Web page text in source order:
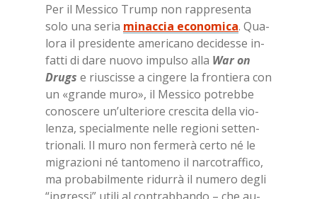
Per il Mes­si­co Trump non rap­pre­sen­ta
solo una se­ria minaccia economica. Qua­
lo­ra il pre­si­den­te ame­ri­ca­no de­ci­des­se in­
fat­ti di dare nuo­vo im­pul­so alla War on
Drugs e riu­scis­se a cin­ge­re la fron­tie­ra con
un «gran­de muro», il Mes­si­co po­treb­be
co­no­sce­re un’ul­te­rio­re cre­sci­ta del­la vio­
len­za, spe­cial­men­te nel­le re­gio­ni set­ten­
trio­na­li. Il muro non fer­me­rà cer­to né le
mi­gra­zio­ni né tan­to­me­no il nar­co­traf­fi­co,
ma pro­ba­bil­men­te ri­dur­rà il nu­me­ro de­gli
“in­gres­si” uti­li al con­trab­ban­do – che au­